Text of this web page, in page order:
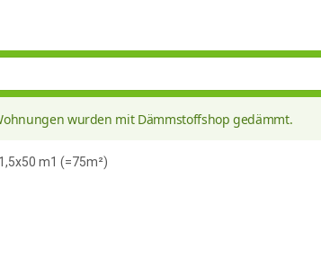
wurden mit Dämmstoffshop gedämmt.
m1 (=75m²)